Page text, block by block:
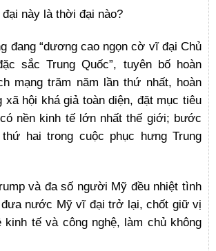
này là thời đại nào?
đang “dương cao ngọn cờ vĩ đại Chủ
sắc Trung Quốc”, tuyên bố hoàn
mạng trăm năm lần thứ nhất, hoàn
xã hội khá giả toàn diện, đặt mục tiêu
nền kinh tế lớn nhất thế giới; bước
hai trong cuộc phục hưng Trung
và đa số người Mỹ đều nhiệt tình
nước Mỹ vĩ đại trở lại, chốt giữ vị
kinh tế và công nghệ, làm chủ không